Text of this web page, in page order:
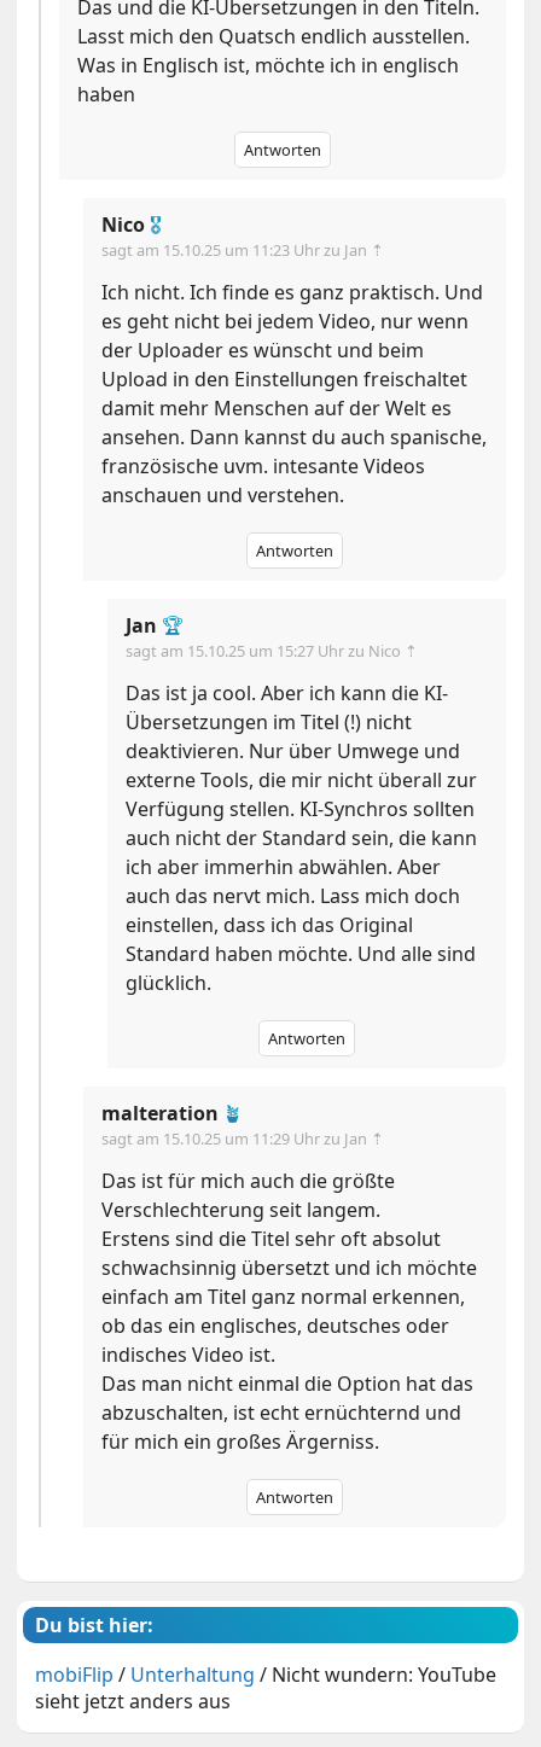
Das und die KI-Übersetzungen in den Titeln.
Lasst mich den Quatsch endlich ausstellen.
Was in Englisch ist, möchte ich in englisch
haben
Antworten
Nico 🎖
sagt am 15.10.25 um 11:23 Uhrzu Jan ⇡
Ich nicht. Ich finde es ganz praktisch. Und
es geht nicht bei jedem Video, nur wenn
der Uploader es wünscht und beim
Upload in den Einstellungen freischaltet
damit mehr Menschen auf der Welt es
ansehen. Dann kannst du auch spanische,
französische uvm. intesante Videos
anschauen und verstehen.
Antworten
Jan 🏆
sagt am 15.10.25 um 15:27 Uhrzu Nico ⇡
Das ist ja cool. Aber ich kann die KI-
Übersetzungen im Titel (!) nicht
deaktivieren. Nur über Umwege und
externe Tools, die mir nicht überall zur
Verfügung stellen. KI-Synchros sollten
auch nicht der Standard sein, die kann
ich aber immerhin abwählen. Aber
auch das nervt mich. Lass mich doch
einstellen, dass ich das Original
Standard haben möchte. Und alle sind
glücklich.
Antworten
malteration 🪴
sagt am 15.10.25 um 11:29 Uhrzu Jan ⇡
Das ist für mich auch die größte
Verschlechterung seit langem.
Erstens sind die Titel sehr oft absolut
schwachsinnig übersetzt und ich möchte
einfach am Titel ganz normal erkennen,
ob das ein englisches, deutsches oder
indisches Video ist.
Das man nicht einmal die Option hat das
abzuschalten, ist echt ernüchternd und
für mich ein großes Ärgerniss.
Antworten
Du bist hier:
mobiFlip / Unterhaltung / Nicht wundern: YouTube
sieht jetzt anders aus